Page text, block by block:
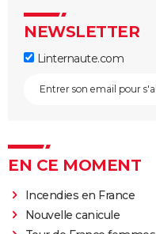
NEWSLETTER
Linternaute.com
EN CE MOMENT
Incendies en France
Nouvelle canicule